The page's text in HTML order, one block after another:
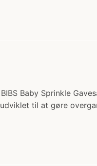
BIBS Baby Sprinkle
til at gøre